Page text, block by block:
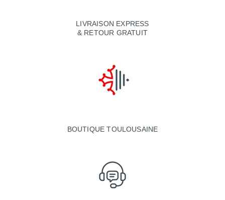
LIVRAISON EXPRESS
& RETOUR GRATUIT
BOUTIQUE TOULOUSAINE